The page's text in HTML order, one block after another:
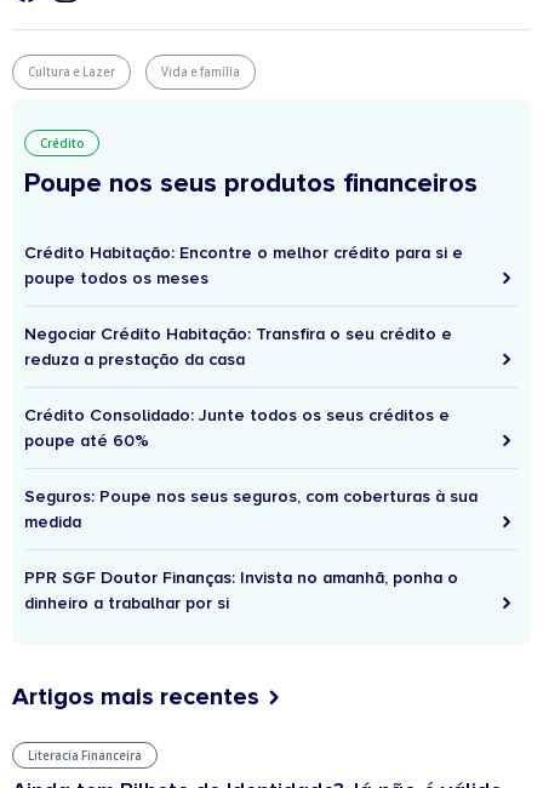
Cultura e Lazer Vida e família
Crédito
Poupe nos seus produtos financeiros
Crédito Habitação: Encontre o melhor crédito para si e
poupe todos os meses
Negociar Crédito Habitação: Transfira o seu crédito e
reduza a prestação da casa
Crédito Consolidado: Junte todos os seus créditos e
poupe até 60%
Seguros: Poupe nos seus seguros, com coberturas à sua
medida
PPR SGF Doutor Finanças: Invista no amanhã, ponha o
dinheiro a trabalhar por si
Artigos mais recentes
Literacia Financeira